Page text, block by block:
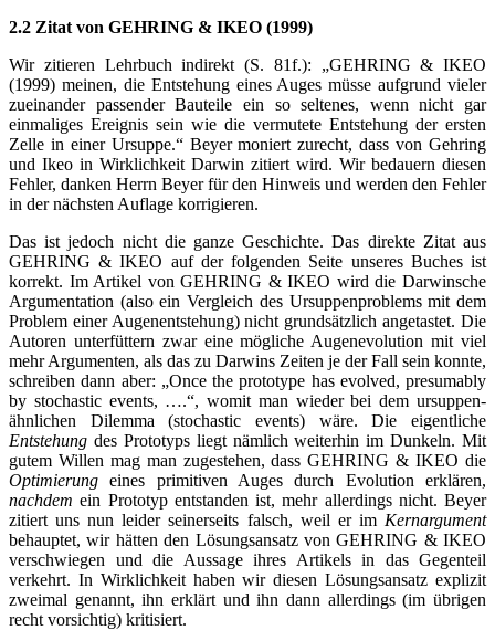
2.2 Zitat von GEHRING & IKEO (1999)
Wir zitieren Lehrbuch indirekt (S. 81f.): „GEHRING & IKEO
(1999) meinen, die Entstehung eines Auges müsse aufgrund vieler
zueinander passender Bauteile ein so seltenes, wenn nicht gar
einmaliges Ereignis sein wie die vermutete Entstehung der ersten
Zelle in einer Ursuppe.“ Beyer moniert zurecht, dass von Gehring
und Ikeo in Wirklichkeit Darwin zitiert wird. Wir bedauern diesen
Fehler, danken Herrn Beyer für den Hinweis und werden den Fehler
in der nächsten Auflage korrigieren.
Das ist jedoch nicht die ganze Geschichte. Das direkte Zitat aus
GEHRING & IKEO auf der folgenden Seite unseres Buches ist
korrekt. Im Artikel von GEHRING & IKEO wird die Darwinsche
Argumentation (also ein Vergleich des Ursuppenproblems mit dem
Problem einer Augenentstehung) nicht grundsätzlich angetastet. Die
Autoren unterfüttern zwar eine mögliche Augenevolution mit viel
mehr Argumenten, als das zu Darwins Zeiten je der Fall sein konnte,
schreiben dann aber: „Once the prototype has evolved, presumably
by stochastic events, ….“, womit man wieder bei dem ursuppen-
ähnlichen Dilemma (stochastic events) wäre. Die eigentliche
Entstehung des Prototyps liegt nämlich weiterhin im Dunkeln. Mit
gutem Willen mag man zugestehen, dass GEHRING & IKEO die
Optimierung eines primitiven Auges durch Evolution erklären,
nachdem ein Prototyp entstanden ist, mehr allerdings nicht. Beyer
zitiert uns nun leider seinerseits falsch, weil er im Kernargument
behauptet, wir hätten den Lösungsansatz von GEHRING & IKEO
verschwiegen und die Aussage ihres Artikels in das Gegenteil
verkehrt. In Wirklichkeit haben wir diesen Lösungsansatz explizit
zweimal genannt, ihn erklärt und ihn dann allerdings (im übrigen
recht vorsichtig) kritisiert.